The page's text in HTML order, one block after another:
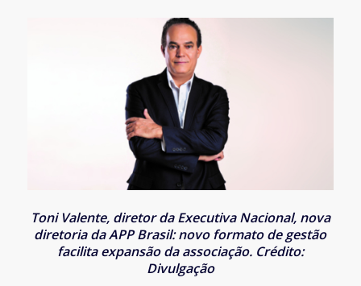
Toni Valente, diretor da Executiva Nacional, nova
diretoria da APP Brasil: novo formato de gestão
facilita expansão da associação. Crédito:
Divulgação